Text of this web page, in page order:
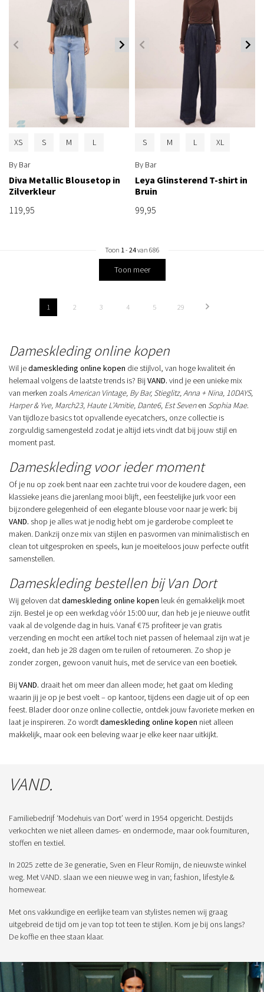
XS S M L
By Bar
Diva Metallic Blousetop in
Zilverkleur
119,95
S M L XL
By Bar
Leya Glinsterend T-shirt in
Bruin
99,95
Toon 1- 24van 686
Toon meer
1 2 3 4 5 29
Dameskleding online kopen
Wil jedameskleding online kopen die stijlvol, van hoge kwaliteit én
helemaal volgens de laatste trends is? Bij VAND. vind je een unieke mix
van merken zoalsAmerican Vintage, By Bar, Stieglitz, Anna + Nina, 10DAYS,
Harper & Yve, March23, Haute L'Amitie, Dante6, Est Sevenen Sophia Mae.
Van tijdloze basics tot opvallende eyecatchers, onze collectie is
zorgvuldig samengesteld zodat je altijd iets vindt dat bij jouw stijl en
moment past.
Dameskleding voor ieder moment
Of je nu op zoek bent naar een zachte trui voor de koudere dagen, een
klassieke jeans die jarenlang mooi blijft, een feestelijke jurk voor een
bijzondere gelegenheid of een elegante blouse voor naar je werk: bij
VAND. shop je alles wat je nodig hebt om je garderobe compleet te
maken. Dankzij onze mix van stijlen en pasvormen van minimalistisch en
clean tot uitgesproken en speels, kun je moeiteloos jouw perfecte outfit
samenstellen.
Dameskleding bestellen bij Van Dort
Wij geloven datdameskleding online kopen leuk én gemakkelijk moet
zijn. Bestel je op een werkdag vóór 15:00 uur, dan heb je je nieuwe outfit
vaak al de volgende dag in huis. Vanaf €75 profiteer je van gratis
verzending en mocht een artikel toch niet passen of helemaal zijn wat je
zoekt, dan heb je 28 dagen om te ruilen of retourneren. Zo shop je
zonder zorgen, gewoon vanuit huis, met de service van een boetiek.
Bij VAND. draait het om meer dan alleen mode; het gaat om kleding
waarin jij je op je best voelt – op kantoor, tijdens een dagje uit of op een
feest. Blader door onze online collectie, ontdek jouw favoriete merken en
laat je inspireren. Zo wordtdameskleding online kopen niet alleen
makkelijk, maar ook een beleving waar je elke keer naar uitkijkt.
VAND.
Familiebedrijf ‘Modehuis van Dort’ werd in 1954 opgericht. Destijds
verkochten we niet alleen dames- en ondermode, maar ook fournituren,
stoffen en textiel.
In 2025 zette de 3e generatie, Sven en Fleur Romijn, de nieuwste winkel
weg. Met VAND. slaan we een nieuwe weg in van; fashion, lifestyle &
homewear.
Met ons vakkundige en eerlijke team van stylistes nemen wij graag
uitgebreid de tijd om je van top tot teen te stijlen. Kom je bij ons langs?
De koffie en thee staan klaar.